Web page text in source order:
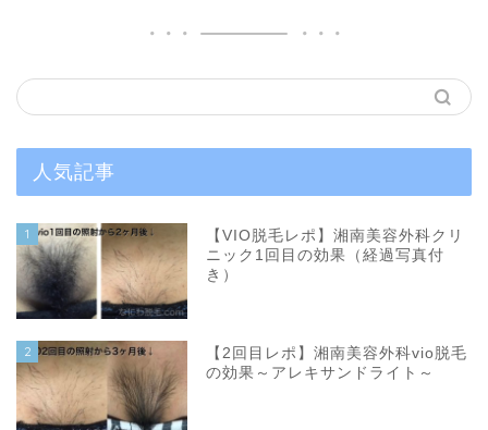
人気記事
1
【VIO脱毛レポ】湘南美容外科クリ
ニック1回目の効果（経過写真付
き）
2
【2回目レポ】湘南美容外科vio脱毛
の効果～アレキサンドライト～